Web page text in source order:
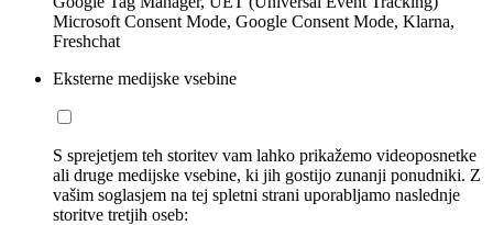
Microsoft Consent Mode, Google Consent Mode, Klarna,
Freshchat
Eksterne medijske vsebine
S sprejetjem teh storitev vam lahko prikažemo videoposnetke
ali druge medijske vsebine, ki jih gostijo zunanji ponudniki. Z
vašim soglasjem na tej spletni strani uporabljamo naslednje
storitve tretjih oseb: